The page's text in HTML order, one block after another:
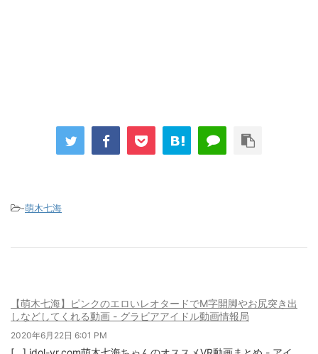
-萌木七海
【萌木七海】ピンクのエロいレオタードでM字開脚やお尻突き出
しなどしてくれる動画 - グラビアアイドル動画情報局
2020年6月22日 6:01 PM